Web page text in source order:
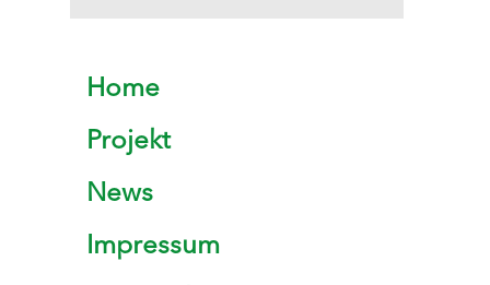
Home
Projekt
News
Impressum